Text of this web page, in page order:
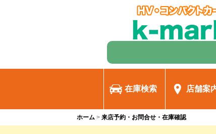
在庫検索 店舗案
ホーム 来店予約・お問合せ・在庫確認